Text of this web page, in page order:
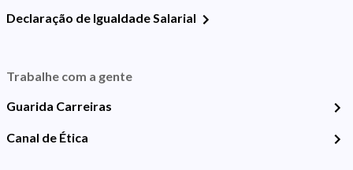
Declaração de Igualdade Salarial
Trabalhe com a gente
Guarida Carreiras
Canal de Ética